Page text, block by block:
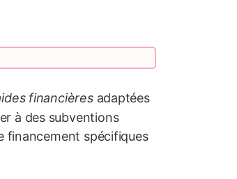
financièresadaptées
à des subventions
financement spécifiques